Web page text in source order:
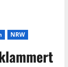
NRW